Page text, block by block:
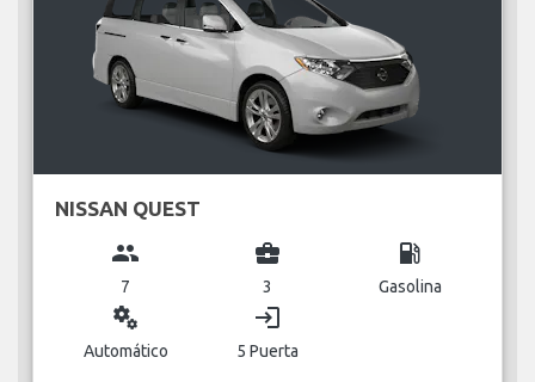
NISSAN QUEST
group
7
business_center
3
local_gas_station
Gasolina
miscellaneous_services
Automático
login
5 Puerta